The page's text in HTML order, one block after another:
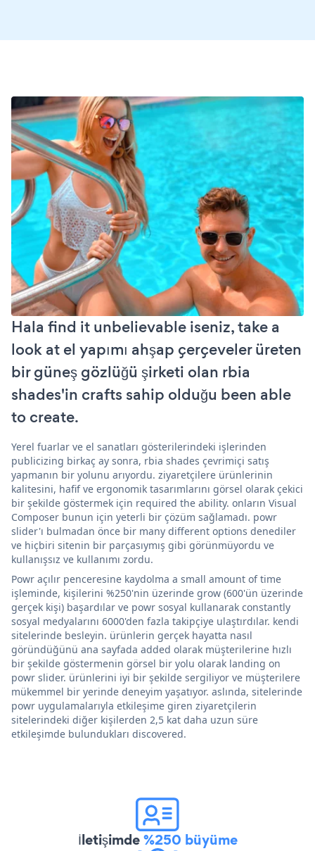
Hala find it unbelievable iseniz, take a
look at el yapımı ahşap çerçeveler üreten
bir güneş gözlüğü şirketi olan rbia
shades'in crafts sahip olduğu been able
to create.
Yerel fuarlar ve el sanatları gösterilerindeki işlerinden
publicizing birkaç ay sonra, rbia shades çevrimiçi satış
yapmanın bir yolunu arıyordu. ziyaretçilere ürünlerinin
kalitesini, hafif ve ergonomik tasarımlarını görsel olarak çekici
bir şekilde göstermek için required the ability. onların Visual
Composer bunun için yeterli bir çözüm sağlamadı. powr
slider'ı bulmadan önce bir many different options denediler
ve hiçbiri sitenin bir parçasıymış gibi görünmüyordu ve
kullanışsız ve kullanımı zordu.
Powr açılır penceresine kaydolma a small amount of time
işleminde, kişilerini %250'nin üzerinde grow (600'ün üzerinde
gerçek kişi) başardılar ve powr sosyal kullanarak constantly
sosyal medyalarını 6000'den fazla takipçiye ulaştırdılar. kendi
sitelerinde besleyin. ürünlerin gerçek hayatta nasıl
göründüğünü ana sayfada added olarak müşterilerine hızlı
bir şekilde göstermenin görsel bir yolu olarak landing on
powr slider. ürünlerini iyi bir şekilde sergiliyor ve müşterilere
mükemmel bir yerinde deneyim yaşatıyor. aslında, sitelerinde
powr uygulamalarıyla etkileşime giren ziyaretçilerin
sitelerindeki diğer kişilerden 2,5 kat daha uzun süre
etkileşimde bulundukları discovered.
İletişimde%250 büyüme